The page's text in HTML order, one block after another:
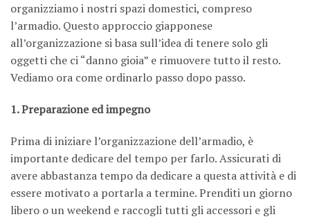
organizziamo i nostri spazi domestici, compreso
l’armadio. Questo approccio giapponese
all’organizzazione si basa sull’idea di tenere solo gli
oggetti che ci “danno gioia” e rimuovere tutto il resto.
Vediamo ora come ordinarlo passo dopo passo.
1. Preparazione ed impegno
Prima di iniziare l’organizzazione dell’armadio, è
importante dedicare del tempo per farlo. Assicurati di
avere abbastanza tempo da dedicare a questa attività e di
essere motivato a portarla a termine. Prenditi un giorno
libero o un weekend e raccogli tutti gli accessori e gli